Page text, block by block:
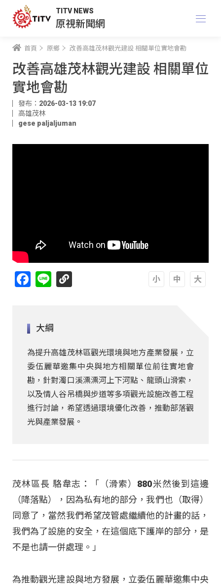
TITV NEWS
原視新聞網
首頁 原鄉 改善高雄茂林觀光建設 相關單位實地會勘
改善高雄茂林觀光建設 相關單位
實地會勘
發布：2026-03-13 19:07
高雄茂林​
gese paljaljuman
Facebook
Line
大綱
為提升高雄茂林區觀光環境與地方產業發展，立
委伍麗華邀集中央與地方相關單位前往實地會
勘，針對濁口溪漂漂河上下河點、龍頭山滑索，
以及情人谷吊橋與步道等多項觀光設施改善工程
進行討論，希望透過環境優化改善，推動部落觀
光與產業發展。
茂林區長 駱韋志：「（滑索）880米然後到這邊
（降落點），因為私有地的部分，我們也（取得）
同意了，當然我們希望茂管處繼續他的計畫的話，
我們為了設施的安全，在這個底下護岸的部分，是
不是也請一併處理。」​
為推動觀光建設與地方發展，立委伍麗華邀集中央